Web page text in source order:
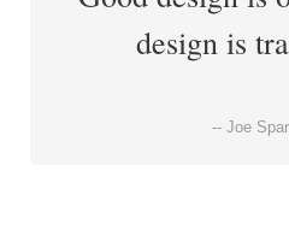
design is
-- Joe